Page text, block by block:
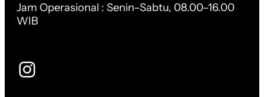
Jam Operasional : Senin–Sabtu, 08.00–16.00
WIB
Instagram